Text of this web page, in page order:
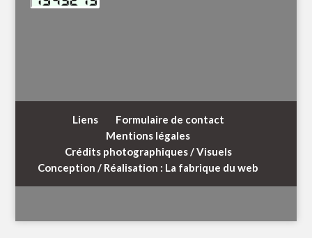
Liens
Formulaire de contact
Mentions légales
Crédits photographiques / Visuels
Conception / Réalisation : La fabrique du web